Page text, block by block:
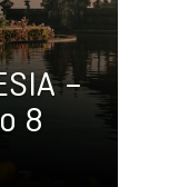
–
8